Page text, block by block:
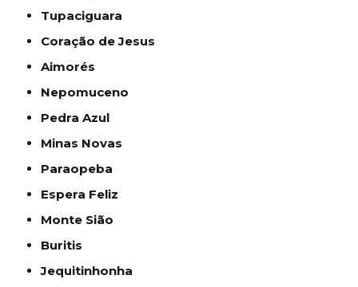
Tupaciguara
Coração de Jesus
Aimorés
Nepomuceno
Pedra Azul
Minas Novas
Paraopeba
Espera Feliz
Monte Sião
Buritis
Jequitinhonha